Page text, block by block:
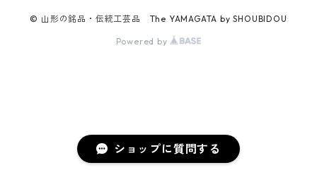
ショップに質問する
© 山形の銘品・伝統工芸品 The YAMAGATA by SHOUBIDOU
Powered by